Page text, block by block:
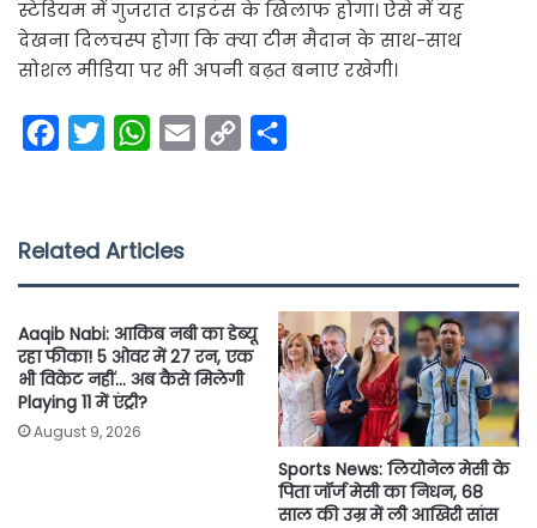
स्टेडियम में गुजरात टाइटंस के खिलाफ होगा। ऐसे में यह
देखना दिलचस्प होगा कि क्या टीम मैदान के साथ-साथ
सोशल मीडिया पर भी अपनी बढ़त बनाए रखेगी।
e
o
k
t
r
W
t
p
p
n
k
Related Articles
Aaqib Nabi: आकिब नबी का डेब्यू
रहा फीका! 5 ओवर में 27 रन, एक
भी विकेट नहीं… अब कैसे मिलेगी
Playing 11 में एंट्री?
August 9, 2026
Sports News: लियोनेल मेसी के
पिता जॉर्ज मेसी का निधन, 68
साल की उम्र में ली आखिरी सांस